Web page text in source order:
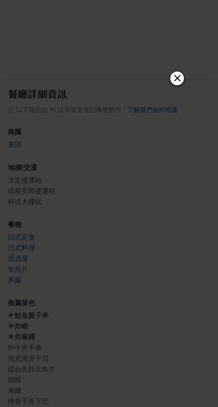
餐廳詳細資訊
ⓘ 以下資訊由 AI 從部落客食記彙整整理 了解我們如何精選
商圈
東區
地標/交通
大安捷運站
信義安和捷運站
科技大樓站
餐種
日式定食
日式料理
居酒屋
生魚片
丼飯
推薦菜色
🌟鮭魚親子丼
🌟炸蝦
🌟炸麻糬
炸牛蒡手卷
煎北海道干貝
綜合魚肚生魚片
甜蝦
海膽
烤青干魚下巴